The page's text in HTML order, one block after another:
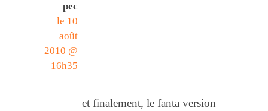
pec
le 10
août
2010 @
16h35
et finalement, le fanta version